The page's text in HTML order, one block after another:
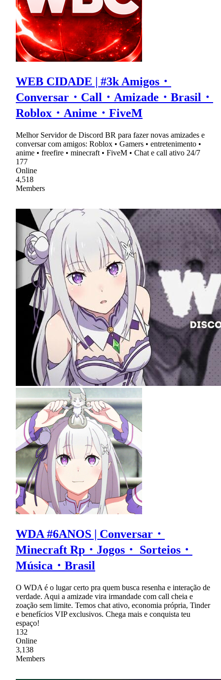
WEB CIDADE | #3k Amigos・
Conversar・Call・Amizade・Brasil・
Roblox・Anime・FiveM
Melhor Servidor de Discord BR para fazer novas amizades e
conversar com amigos: Roblox • Gamers • entretenimento •
anime • freefire • minecraft • FiveM • Chat e call ativo 24/7
177
Online
4,518
Members
WDA #6ANOS | Conversar・
Minecraft Rp・Jogos・ Sorteios・
Música・Brasil
O WDA é o lugar certo pra quem busca resenha e interação de
verdade. Aqui a amizade vira irmandade com call cheia e
zoação sem limite. Temos chat ativo, economia própria, Tinder
e benefícios VIP exclusivos. Chega mais e conquista teu
espaço!
132
Online
3,138
Members